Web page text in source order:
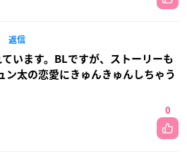
返信
います。BLですが、ストーリーも
ン太の恋愛にきゅんきゅんしちゃう
0